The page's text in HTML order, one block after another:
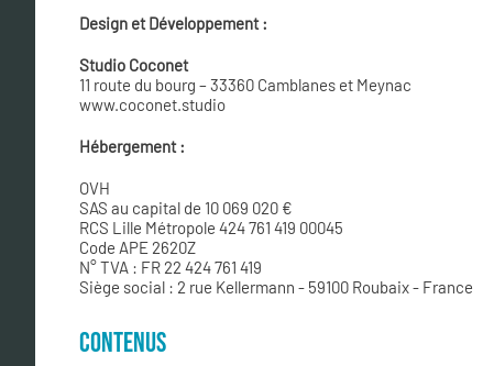
Design et Développement :
Studio Coconet
11 route du bourg – 33360 Camblanes et Meynac
www.coconet.studio
Hébergement :
OVH
SAS au capital de 10 069 020 €
RCS Lille Métropole 424 761 419 00045
Code APE 2620Z
N° TVA : FR 22 424 761 419
Siège social : 2 rue Kellermann - 59100 Roubaix - France
CONTENUS